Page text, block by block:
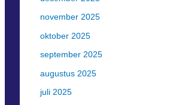
november 2025
oktober 2025
september 2025
augustus 2025
juli 2025